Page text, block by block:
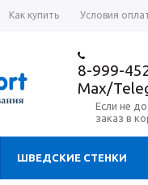
Как купить Условия
8-999-
Max/
Если не
заказ в
ШВЕДСКИЕ СТЕНКИ